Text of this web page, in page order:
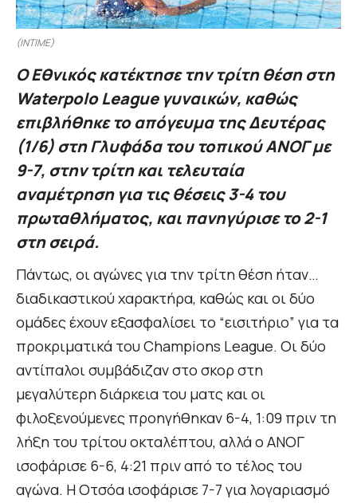
(INTIME)
Ο Εθνικός κατέκτησε την τρίτη θέση στη
Waterpolo League γυναικών, καθώς
επιβλήθηκε το απόγευμα της Δευτέρας
(1/6) στη Γλυφάδα του τοπικού ΑΝΟΓ με
9-7, στην τρίτη και τελευταία
αναμέτρηση για τις θέσεις 3-4 του
πρωταθλήματος, και πανηγύρισε το 2-1
στη σειρά.
Πάντως, οι αγώνες για την τρίτη θέση ήταν…
διαδικαστικού χαρακτήρα, καθώς και οι δύο
ομάδες έχουν εξασφαλίσει το “εισιτήριο” για τα
προκριματικά του Champions League. Οι δύο
αντίπαλοι συμβάδιζαν στο σκορ στη
μεγαλύτερη διάρκεια του ματς και οι
φιλοξενούμενες προηγήθηκαν 6-4, 1:09 πριν τη
λήξη του τρίτου οκταλέπτου, αλλά ο ΑΝΟΓ
ισοφάρισε 6-6, 4:21 πριν από το τέλος του
αγώνα. Η Οτσόα ισοφάρισε 7-7 για λογαριασμό